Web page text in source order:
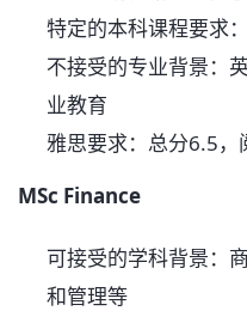
特定的本科课程要求
不接受的专业背景：
业教育
雅思要求：总分6.5
MSc Finance
可接受的学科背景：
和管理等